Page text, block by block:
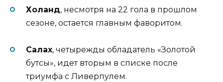
Холанд, несмотря на 22 гола в прошлом
сезоне, остается главным фаворитом.
Салах, четырежды обладатель «Золотой
бутсы», идет вторым в списке после
триумфа с Ливерпулем.